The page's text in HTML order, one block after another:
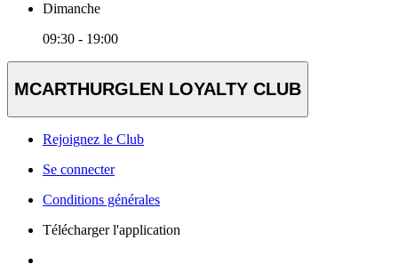
Dimanche
09:30 - 19:00
MCARTHURGLEN LOYALTY CLUB
Rejoignez le Club
Se connecter
Conditions générales
Télécharger l'application